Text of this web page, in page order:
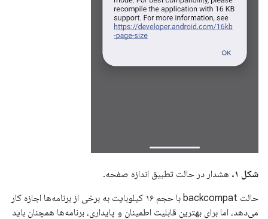
شکل ۱.
هشدار در حالت تطبیق اندازه صفحه.
حالت backcompat با حجم ۱۶ کیلوبایت به برخی از برنامه‌ها اجازه کار
می‌دهد، اما برای بهترین قابلیت اطمینان و پایداری، برنامه‌ها همچنان باید